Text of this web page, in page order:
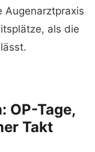
Augenarztpraxis
als die
OP-Tage,
Takt